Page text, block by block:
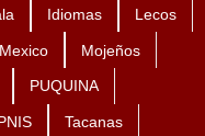
Idiomas Lecos
Mexico Mojeños
PUQUINA
Tacanas